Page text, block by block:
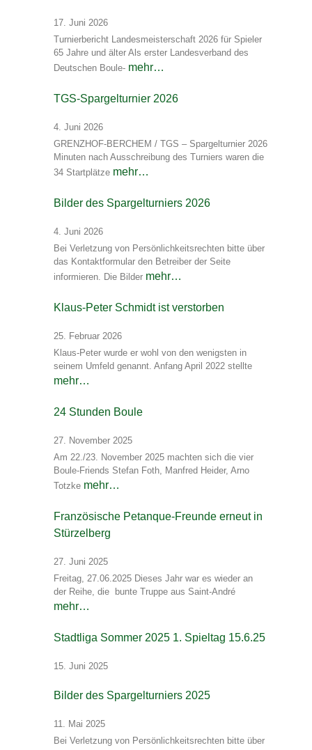
17. Juni 2026
Turnierbericht Landesmeisterschaft 2026 für Spieler
65 Jahre und älter Als erster Landesverband des
Deutschen Boule- mehr…
TGS-Spargelturnier 2026
4. Juni 2026
GRENZHOF-BERCHEM / TGS – Spargelturnier 2026
Minuten nach Ausschreibung des Turniers waren die
34 Startplätze mehr…
Bilder des Spargelturniers 2026
4. Juni 2026
Bei Verletzung von Persönlichkeitsrechten bitte über
das Kontaktformular den Betreiber der Seite
informieren. Die Bilder mehr…
Klaus-Peter Schmidt ist verstorben
25. Februar 2026
Klaus-Peter wurde er wohl von den wenigsten in
seinem Umfeld genannt. Anfang April 2022 stellte
mehr…
24 Stunden Boule
27. November 2025
Am 22./23. November 2025 machten sich die vier
Boule-Friends Stefan Foth, Manfred Heider, Arno
Totzke mehr…
Französische Petanque-Freunde erneut in
Stürzelberg
27. Juni 2025
Freitag, 27.06.2025 Dieses Jahr war es wieder an
der Reihe, die bunte Truppe aus Saint-André
mehr…
Stadtliga Sommer 2025 1. Spieltag 15.6.25
15. Juni 2025
Bilder des Spargelturniers 2025
11. Mai 2025
Bei Verletzung von Persönlichkeitsrechten bitte über